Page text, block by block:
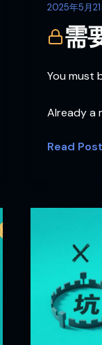
2025年5月21
需
You must
Already a
Read
避
坑
指